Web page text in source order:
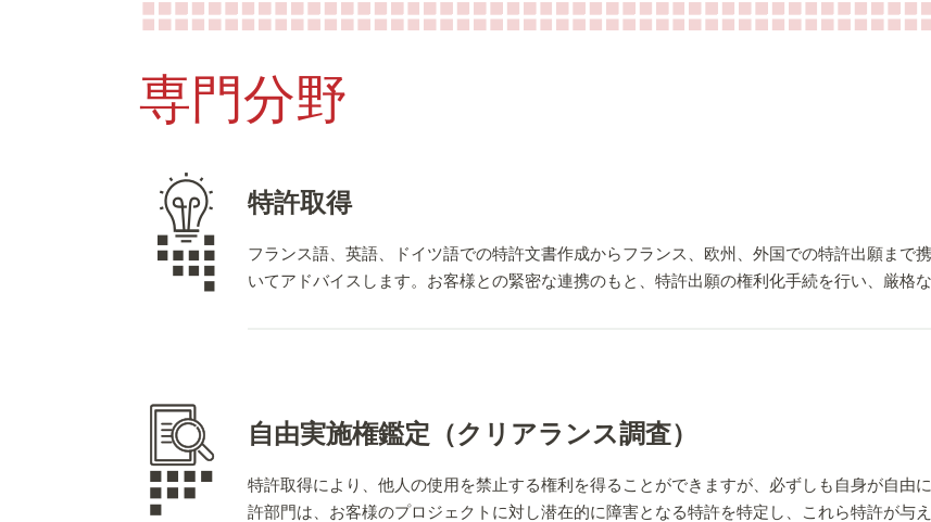
専門分野
特許取得
フランス語、英語、ドイツ語での特許文書作成からフランス、欧州、外国での特許出願まで
いてアドバイスします。お客様との緊密な連携のもと、特許出願の権利化手続を行い、厳格
当所の専門家は、EPO（欧州）、USPTO（米国）、JPO（日本）、CNIPA（中国）、
に関する研修・訓練を継続的に受けています。
自由実施権鑑定（クリアランス調査）
特許取得により、他人の使用を禁止する権利を得ることができますが、必ずしも自身が自由
許部門は、お客様のプロジェクトに対し潜在的に障害となる特許を特定し、これら特許が与